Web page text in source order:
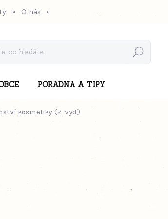
O nás
Hledat
PORADNA A TIPY
kosmetiky (2. vyd.)